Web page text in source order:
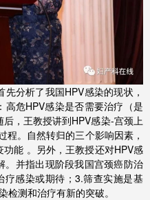
分析了我国HPV感染的现状，
危HPV感染是否需要治疗（是
，王教授讲到HPV感染-宫颈上
程。自然转归的三个影响因素，
能 。另外，王教授还对HPV感
。并指出现阶段我国宫颈癌防治
感染或期待；3.筛查实施是基
测和治疗有新的突破。